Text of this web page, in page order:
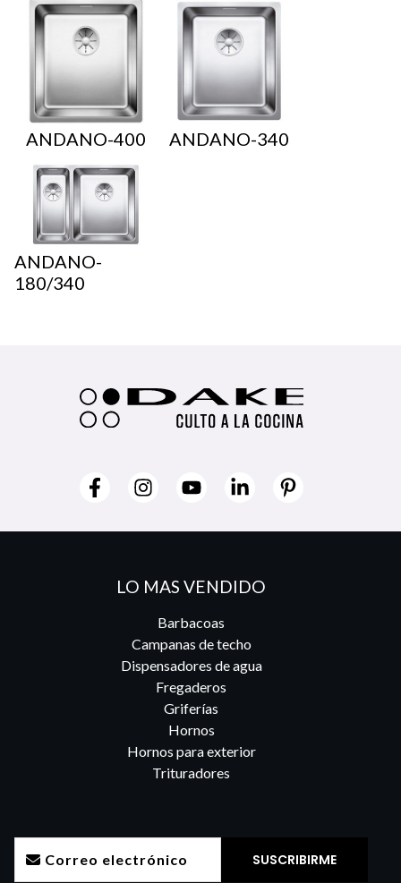
ANDANO-400 ANDANO-340
ANDANO-
180/340
LO MAS VENDIDO
Barbacoas
Campanas de techo
Dispensadores de agua
Fregaderos
Griferías
Hornos
Hornos para exterior
Trituradores